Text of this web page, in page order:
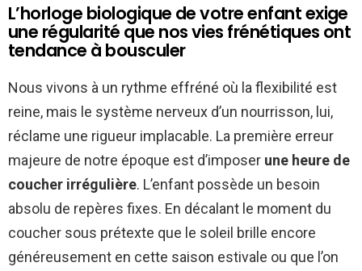
L’horloge biologique de votre enfant exige
une régularité que nos vies frénétiques ont
tendance à bousculer
Nous vivons à un rythme effréné où la flexibilité est
reine, mais le système nerveux d’un nourrisson, lui,
réclame une rigueur implacable. La première erreur
majeure de notre époque est d’imposer une heure de
coucher irrégulière. L’enfant possède un besoin
absolu de repères fixes. En décalant le moment du
coucher sous prétexte que le soleil brille encore
généreusement en cette saison estivale ou que l’on